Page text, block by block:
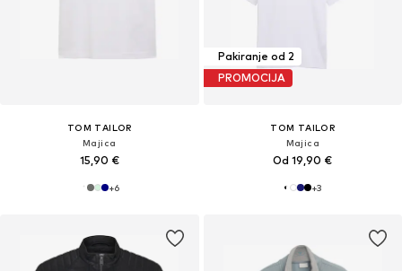
TOM TAILOR
Majica
15,90 €
+6
Pakiranje od 2
PROMOCIJA
TOM TAILOR
Majica
Od 19,90 €
+3